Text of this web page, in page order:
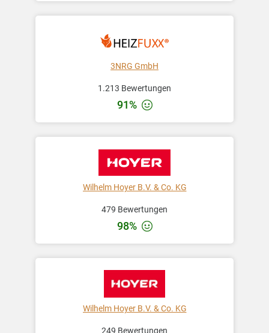
3NRG GmbH
1.213 Bewertungen
91%
Wilhelm Hoyer B.V. & Co. KG
479 Bewertungen
98%
Wilhelm Hoyer B.V. & Co. KG
249 Bewertungen